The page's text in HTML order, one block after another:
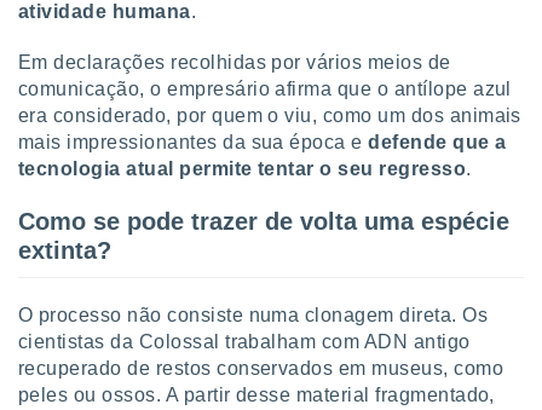
1199
atividade humana.
Em declarações recolhidas por vários meios de
comunicação, o empresário afirma que o antílope azul
era considerado, por quem o viu, como um dos animais
mais impressionantes da sua época edefende que a
tecnologia atual permite tentar o seu regresso.
Como se pode trazer de volta uma espécie
extinta?
O processo não consiste numa clonagem direta. Os
cientistas da Colossal trabalham com ADN antigo
recuperado de restos conservados em museus, como
peles ou ossos. A partir desse material fragmentado,